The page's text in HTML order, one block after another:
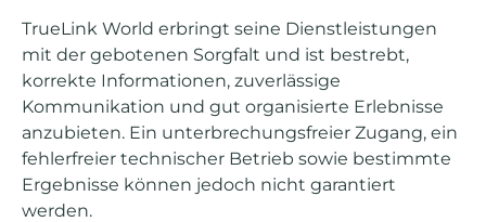
TrueLink World erbringt seine Dienstleistungen
mit der gebotenen Sorgfalt und ist bestrebt,
korrekte Informationen, zuverlässige
Kommunikation und gut organisierte Erlebnisse
anzubieten. Ein unterbrechungsfreier Zugang, ein
fehlerfreier technischer Betrieb sowie bestimmte
Ergebnisse können jedoch nicht garantiert
werden.